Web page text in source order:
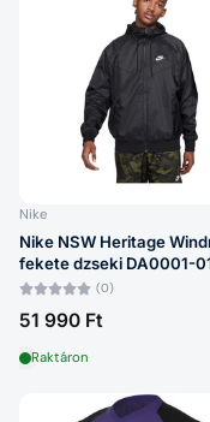
Nike
Nike NSW Heritage
fekete dzseki DA0001-
(0)
51 990 Ft
Raktáron